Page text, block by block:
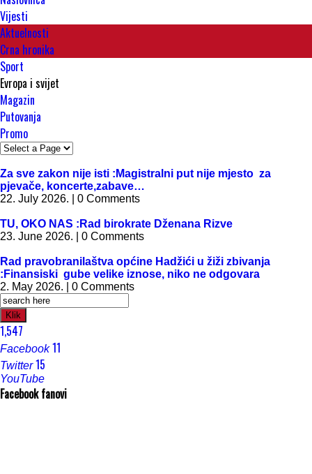
Vijesti
Aktuelnosti
Crna hronika
Sport
Evropa i svijet
Magazin
Putovanja
Promo
Za sve zakon nije isti :Magistralni put nije mjesto za
pjevače, koncerte,zabave…
22. July 2026. | 0 Comments
TU, OKO NAS :Rad birokrate Dženana Rizve
23. June 2026. | 0 Comments
Rad pravobranilaštva općine Hadžići u žiži zbivanja
:Finansiski gube velike iznose, niko ne odgovara
2. May 2026. | 0 Comments
Klik
1,547
Facebook 11
Twitter 15
YouTube
Facebook fanovi